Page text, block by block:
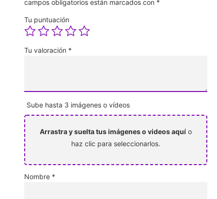
campos obligatorios están marcados con *
Tu puntuación
Tu valoración *
Sube hasta 3 imágenes o vídeos
Arrastra y suelta tus imágenes o videos aquí o
haz clic para seleccionarlos.
Nombre *